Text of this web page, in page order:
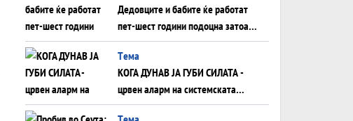
Дедовците и бабите ќе работат
пет-шест години подоцна затоа
што НЕМААТ ВНУЦИ ДА ГИ
ЗАМЕНАТ
Tема
КОГА ДУНАВ ЈА ГУБИ СИЛАТА -
црвен аларм на системската
плоча од јужна Германија до